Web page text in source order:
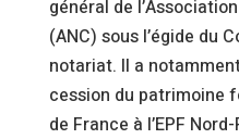
général de
(ANC) sous l’égide du
notariat. Il a
cession du patrimoine
de France à l’EPF